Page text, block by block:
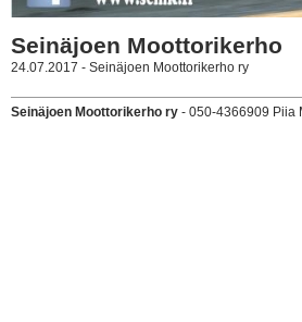
Seinäjoen Moottorikerho
24.07.2017 - Seinäjoen Moottorikerho ry
Seinäjoen Moottorikerho ry - 050-4366909 Piia